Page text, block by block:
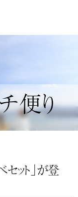
便り
ット」が登